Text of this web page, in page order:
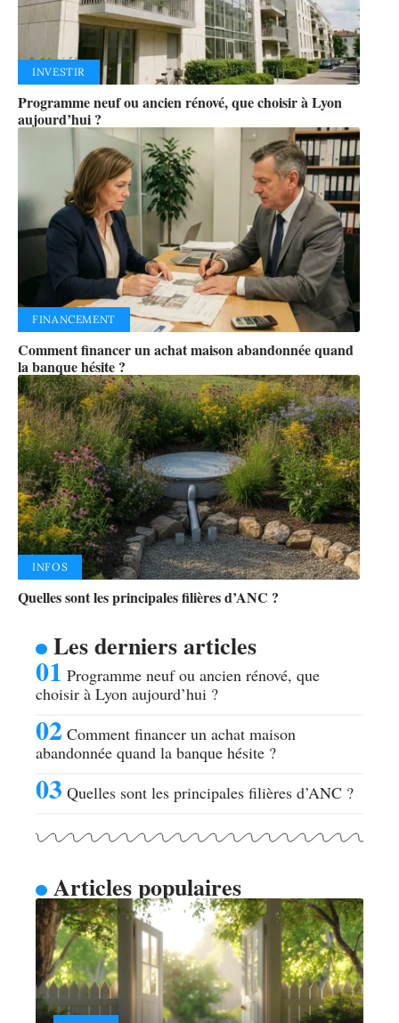
INVESTIR
Programme neuf ou ancien rénové, que choisir à Lyon
aujourd’hui ?
FINANCEMENT
Comment financer un achat maison abandonnée quand
la banque hésite ?
INFOS
Quelles sont les principales filières d’ANC ?
Les derniers articles
Programme neuf ou ancien rénové, que
choisir à Lyon aujourd’hui ?
Comment financer un achat maison
abandonnée quand la banque hésite ?
Quelles sont les principales filières d’ANC ?
Articles populaires